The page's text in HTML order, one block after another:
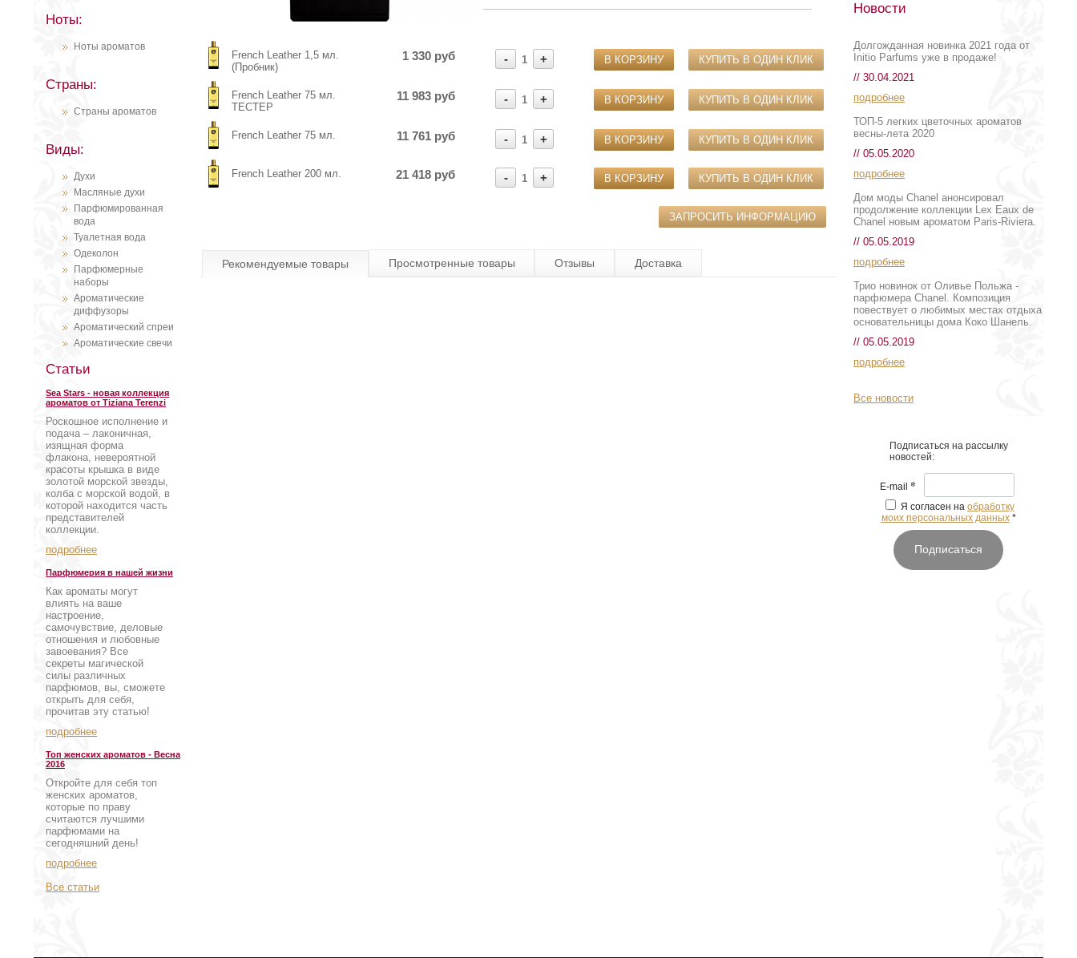
Ноты:
Ноты ароматов
Страны:
Страны ароматов
Виды:
Духи
Масляные духи
Парфюмированная
вода
Туалетная вода
Одеколон
Парфюмерные
наборы
Ароматические
диффузоры
Ароматический спреи
Ароматические свечи
Статьи
Sea Stars - новая коллекция
ароматов от Tiziana Terenzi
Роскошное исполнение и
подача – лаконичная,
изящная форма
флакона, невероятной
красоты крышка в виде
золотой морской звезды,
колба с морской водой, в
которой находится часть
представителей
коллекции.
подробнее
Парфюмерия в нашей жизни
Как ароматы могут
влиять на ваше
настроение,
самочувствие, деловые
отношения и любовные
завоевания? Все
секреты магической
силы различных
парфюмов, вы, сможете
открыть для себя,
прочитав эту статью!
подробнее
Топ женских ароматов - Весна
2016
Откройте для себя топ
женских ароматов,
которые по праву
считаются лучшими
парфюмами на
сегодняшний день!
подробнее
Все статьи
French Leather 1,5 мл.
(Пробник)
В КОРЗИНУ КУПИТЬ В ОДИН КЛИК
- 1 +
1 330 руб
French Leather 75 мл.
ТЕСТЕР
В КОРЗИНУ КУПИТЬ В ОДИН КЛИК
- 1 +
11 983 руб
French Leather 75 мл. В КОРЗИНУ КУПИТЬ В ОДИН КЛИК
- 1 +
11 761 руб
French Leather 200 мл. В КОРЗИНУ КУПИТЬ В ОДИН КЛИК
- 1 +
21 418 руб
ЗАПРОСИТЬ ИНФОРМАЦИЮ
Рекомендуемые товары Просмотренные товары Отзывы Доставка
Новости
Долгожданная новинка 2021 года от
Initio Parfums уже в продаже!
// 30.04.2021
подробнее
ТОП-5 легких цветочных ароматов
весны-лета 2020
// 05.05.2020
подробнее
Дом моды Chanel анонсировал
продолжение коллекции Lex Eaux de
Chanel новым ароматом Paris-Riviera.
// 05.05.2019
подробнее
Трио новинок от Оливье Польжа -
парфюмера Chanel. Композиция
повествует о любимых местах отдыха
основательницы дома Коко Шанель.
// 05.05.2019
подробнее
Все новости
Подписаться на рассылку
новостей:
E-mail *
Я согласен на обработку
моих персональных данных *
Подписаться